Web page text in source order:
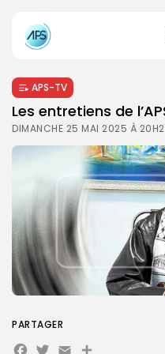
APS-TV
Les entretiens de
DIMANCHE 25 MAI 2025 À
PARTAGER